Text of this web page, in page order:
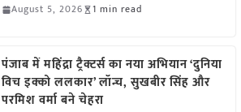
August 5, 2026 1 min read
पंजाब में महिंद्रा ट्रैक्टर्स का नया अभियान ‘दुनिया
विच इक्को ललकार’ लॉन्च, सुखबीर सिंह और
परमिश वर्मा बने चेहरा